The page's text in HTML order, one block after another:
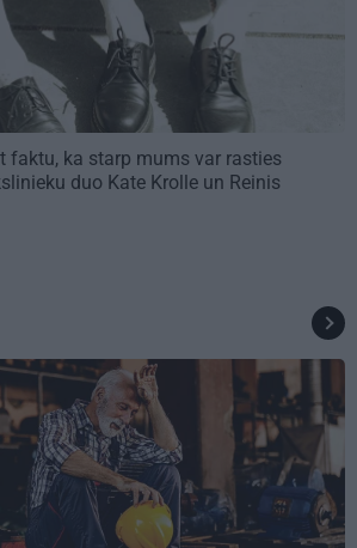
faktu, ka starp mums var rasties
duo Kate Krolle un Reinis